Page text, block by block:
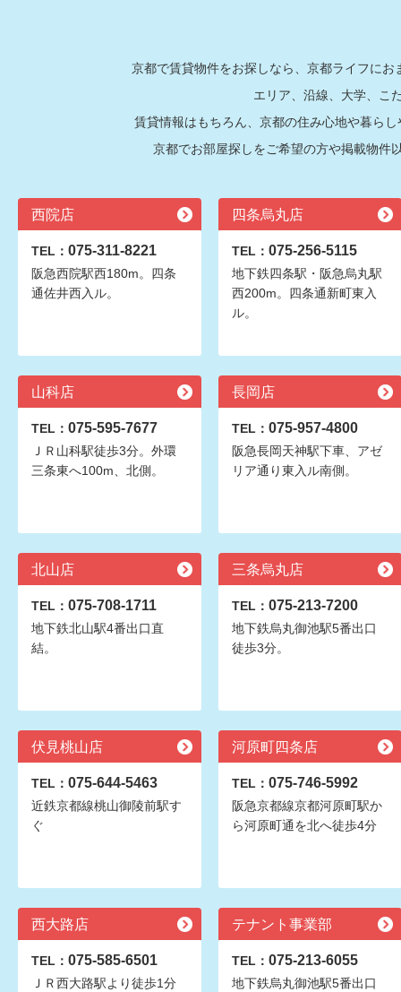
京都で賃貸物件をお探しなら、京都ライフに
エリア、沿線、大学、こ
賃貸情報はもちろん、京都の住み心地や暮ら
京都でお部屋探しをご希望の方や掲載物件
西院店
TEL： 075-311-8221
阪急西院駅西180m。四条
通佐井西入ル。
四条烏丸店
TEL： 075-256-5115
地下鉄四条駅・阪急烏丸駅
西200m。四条通新町東入
ル。
山科店
TEL： 075-595-7677
ＪＲ山科駅徒歩3分。外環
三条東へ100m、北側。
長岡店
TEL： 075-957-4800
阪急長岡天神駅下車、アゼ
リア通り東入ル南側。
北山店
TEL： 075-708-1711
地下鉄北山駅4番出口直
結。
三条烏丸店
TEL： 075-213-7200
地下鉄烏丸御池駅5番出口
徒歩3分。
伏見桃山店
TEL： 075-644-5463
近鉄京都線桃山御陵前駅す
ぐ
河原町四条店
TEL： 075-746-5992
阪急京都線京都河原町駅か
ら河原町通を北へ徒歩4分
西大路店
TEL： 075-585-6501
ＪＲ西大路駅より徒歩1分
テナント事業部
TEL： 075-213-6055
地下鉄烏丸御池駅5番出口